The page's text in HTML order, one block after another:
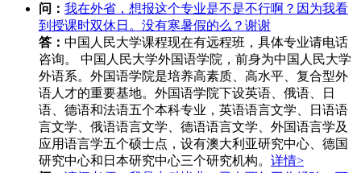
问： 我在外省，想报这个专业是不是不行啊？因为我看
到授课时双休日。没有寒暑假的么？谢谢
答： 中国人民大学课程现在有远程班，具体专业请电话
咨询。 中国人民大学外国语学院，前身为中国人民大学
外语系。外国语学院是培养高素质、高水平、复合型外
语人才的重要基地。外国语学院下设英语、俄语、日
语、德语和法语五个本科专业，英语语言文学、日语语
言文学、俄语语言文学、德语语言文学、外国语言学及
应用语言学五个硕士点，设有澳大利亚研究中心、德国
研究中心和日本研究中心三个研究机构。 详情>